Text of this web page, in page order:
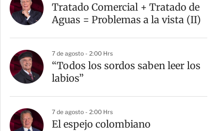
Tratado Comercial + Tratado de
Aguas = Problemas a la vista (II)
7 de agosto - 2:00 Hrs
“Todos los sordos saben leer los
labios”
7 de agosto - 2:00 Hrs
El espejo colombiano